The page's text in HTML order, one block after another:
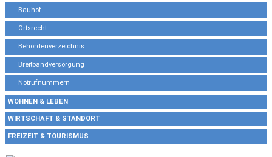
Bauhof
Ortsrecht
Behördenverzeichnis
Breitbandversorgung
Notrufnummern
WOHNEN & LEBEN
WIRTSCHAFT & STANDORT
FREIZEIT & TOURISMUS